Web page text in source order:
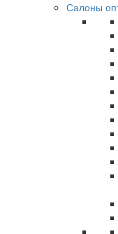
Салоны